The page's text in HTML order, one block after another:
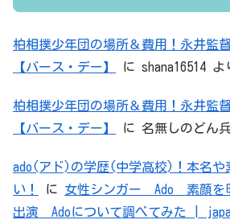
柏相撲少年団の場所＆費用！永井監
【バース・デー】
に shana16514 よ
柏相撲少年団の場所＆費用！永井監
【バース・デー】
に 名無しのどん
ado(アド)の学歴(中学高校)！本名や
い！
に 女性シンガー Ado 素顔を
出演 Adoについて調べてみた |